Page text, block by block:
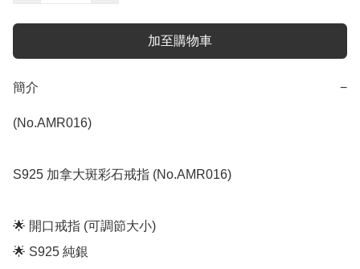
加至購物車
簡介 −
(No.AMR016)
S925 加拿大斑彩石戒指 (No.AMR016)
🌟 開口戒指 (可調節大小)
🌟 S925 純銀